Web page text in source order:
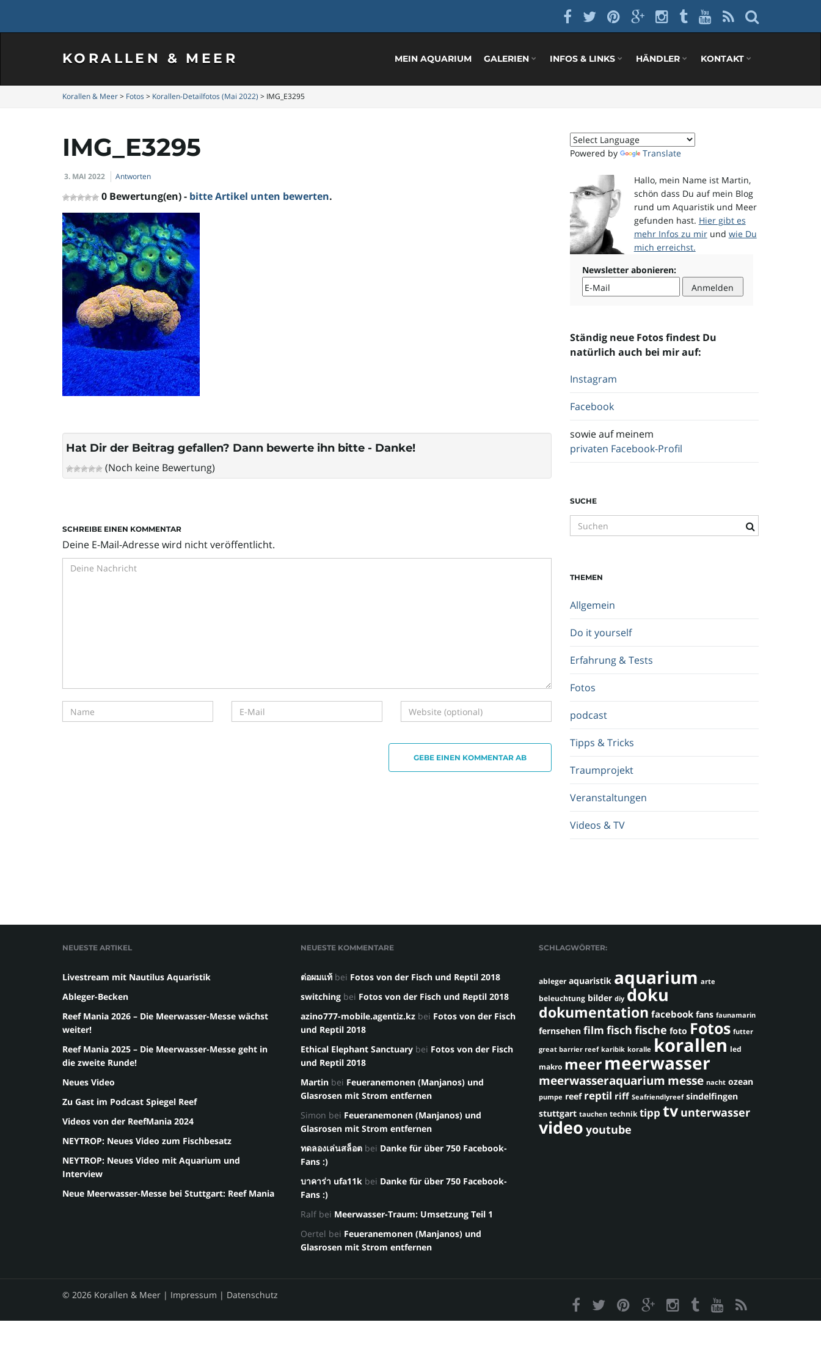
KORALLEN & MEER MEIN AQUARIUM GALERIEN INFOS & LINKS HÄNDLER KONTAKT
Korallen & Meer> Fotos > Korallen-Detailfotos (Mai 2022) > IMG_E3295
IMG_E3295
3. MAI 2022 Antworten
0 Bewertung(en) - bitte Artikel unten bewerten.
Hat Dir der Beitrag gefallen? Dann bewerte ihn bitte - Danke!
(Noch keine Bewertung)
SCHREIBE EINEN KOMMENTAR
Deine E-Mail-Adresse wird nicht veröffentlicht.
GEBE EINEN KOMMENTAR AB
Powered by Translate
Hallo, mein Name ist Martin,
schön dass Du auf mein Blog
rund um Aquaristik und Meer
gefunden hast. Hier gibt es
mehr Infos zu mirund wie Du
mich erreichst.
Newsletter abonieren:
Ständig neue Fotos findest Du
natürlich auch bei mir auf:
Instagram
Facebook
sowie auf meinem
privaten Facebook-Profil
SUCHE
u
b
g
i
f
.
.
.
THEMEN
Allgemein
Do it yourself
Erfahrung & Tests
Fotos
podcast
Tipps & Tricks
Traumprojekt
Veranstaltungen
Videos & TV
NEUESTE ARTIKEL
Livestream mit Nautilus Aquaristik
Ableger-Becken
Reef Mania 2026 – Die Meerwasser-Messe wächst
weiter!
Reef Mania 2025 – Die Meerwasser-Messe geht in
die zweite Runde!
Neues Video
Zu Gast im Podcast Spiegel Reef
Videos von der ReefMania 2024
NEYTROP: Neues Video zum Fischbesatz
NEYTROP: Neues Video mit Aquarium und
Interview
Neue Meerwasser-Messe bei Stuttgart: Reef Mania
NEUESTE KOMMENTARE
ต่อผมแท้ bei Fotos von der Fisch und Reptil 2018
switching bei Fotos von der Fisch und Reptil 2018
azino777-mobile.agentiz.kz bei Fotos von der Fisch
und Reptil 2018
Ethical Elephant Sanctuary bei Fotos von der Fisch
und Reptil 2018
Martin bei Feueranemonen (Manjanos) und
Glasrosen mit Strom entfernen
Simon bei Feueranemonen (Manjanos) und
Glasrosen mit Strom entfernen
ทดลองเล่นสล็อต bei Danke für über 750 Facebook-
Fans :)
บาคาร่า ufa11k bei Danke für über 750 Facebook-
Fans :)
Ralf bei Meerwasser-Traum: Umsetzung Teil 1
Oertel bei Feueranemonen (Manjanos) und
Glasrosen mit Strom entfernen
SCHLAGWÖRTER:
ableger aquaristik aquarium arte
beleuchtung bilder diy doku
dokumentation facebook fans faunamarin
fernsehen film fisch fische foto Fotos futter
great barrier reef karibik koralle korallen led
makro meermeerwasser
meerwasseraquarium messe nacht ozean
pumpe reef reptil riff Seafriendlyreef sindelfingen
stuttgart tauchen technik tipp tv unterwasser
video youtube
© 2026 Korallen & Meer | Impressum | Datenschutz